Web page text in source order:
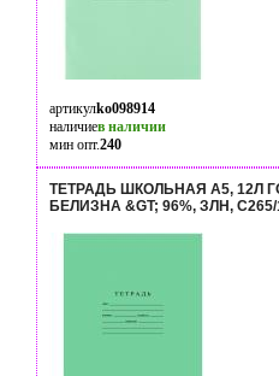
артикулko098914
наличиев наличии
мин опт.240
ТЕТРАДЬ ШКОЛЬНАЯ А5, 12Л
БЕЛИЗНА &GT; 96%, ЗЛН, С265/